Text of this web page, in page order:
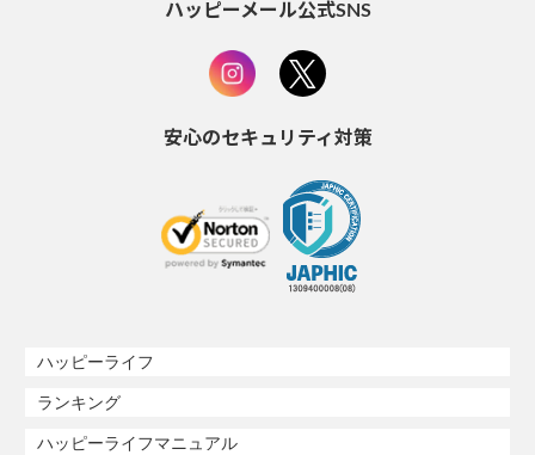
ハッピーメール公式SNS
安心のセキュリティ対策
ハッピーライフ
ランキング
ハッピーライフマニュアル